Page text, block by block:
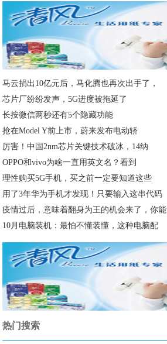
马云捐出10亿元后，马化腾也再次出手了，
芯片厂纷纷发声，5G进度被拖延了
长按微信两秒还有5个隐藏功能
抢在Model Y前上市，蔚来发布电动轿
厉害！中国2nm芯片关键技术破冰，14纳
OPPO和vivo为啥一直用英文名？看到
理性购买5G手机，买之前一定要知道这些
用了3年华为手机才发现！只要输入这串代码
疫情过后，意味着翻身为王的机会来了，你能
10月电脑装机：最怕不懂装懂，这种电脑配
热门搜索